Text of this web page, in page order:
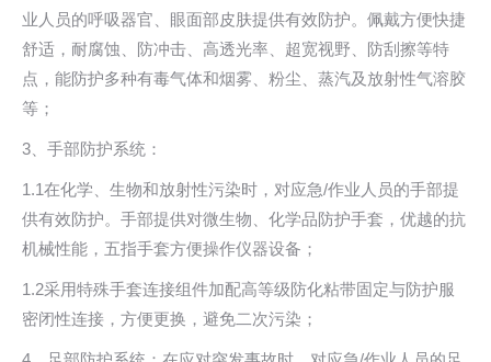
业人员的呼吸器官、眼面部皮肤提供有效防护。佩戴方便快捷
舒适，耐腐蚀、防冲击、高透光率、超宽视野、防刮擦等特
点，能防护多种有毒气体和烟雾、粉尘、蒸汽及放射性气溶胶
等；
3、手部防护系统：
1.1在化学、生物和放射性污染时，对应急/作业人员的手部提
供有效防护。手部提供对微生物、化学品防护手套，优越的抗
机械性能，五指手套方便操作仪器设备；
1.2采用特殊手套连接组件加配高等级防化粘带固定与防护服
密闭性连接，方便更换，避免二次污染；